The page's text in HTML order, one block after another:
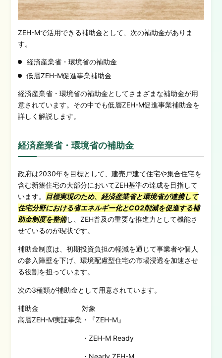
ZEH-Mで活用できる補助金として、次の補助金がありま
す。
経済産業省・環境省の補助金
低層ZEH-M促進事業補助金
経済産業省・環境省の補助金としてさまざまな補助金が用
意されています。その中でも低層ZEH-M促進事業補助金を
詳しく解説します。
経済産業省・環境省の補助金
政府は2030年を目標として、建売戸建て住宅や集合住宅を
含む新築住宅の大部分においてZEH基準の達成を目指して
います。 目標実現のため、経済産業省と環境省が連携して
住宅分野における省エネルギー化とCO2削減を促進する補
助金制度を整備し、ZEH普及の重要な推進力として機能さ
せているのが現状です。
補助金制度は、初期投資負担の軽減を通じて事業者や個人
の参入障壁を下げ、環境配慮型住宅の市場浸透を加速させ
る役割を担っています。
次の3種類が補助金として用意されています。
補助金
対象
高層ZEH-M実証事業 ・『ZEH-M』
・ZEH-M Ready
・Nearly ZEH-M